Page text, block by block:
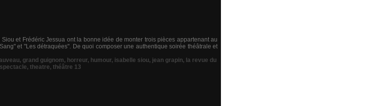
et Frédéric Jessua ont la bonne idée de monter trois pièces appartenant au
et "Les détraquées". De quoi composer une authentique soirée théâtrale et
, grand guignom, horreur, humour, isabelle siou, jean grapin, la revue du
spectacle, theatre, théâtre 13